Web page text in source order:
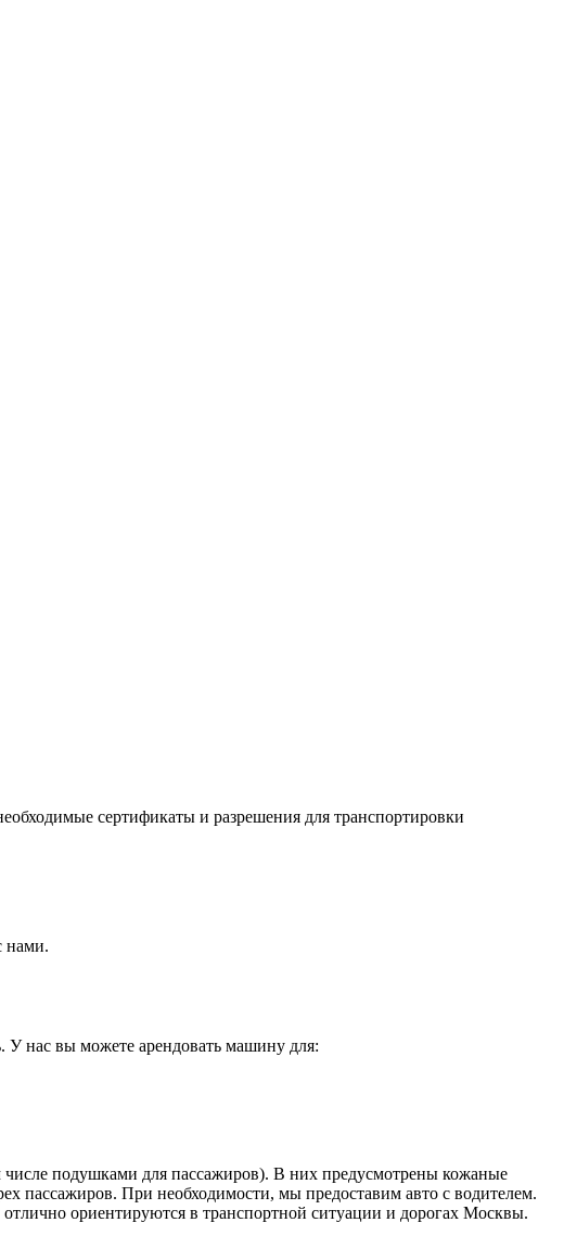
сертификаты и разрешения для транспортировки
нами.
У нас вы можете арендовать машину для:
подушками для пассажиров). В них предусмотрены кожаные
пассажиров. При необходимости, мы предоставим авто с водителем.
ориентируются в транспортной ситуации и дорогах Москвы.